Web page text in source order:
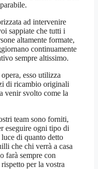
ad intervenire
sappiate che tutti i
altamente formate,
continuamente
sempre altissimo.
esso utilizza
di ricambio originali
venir svolto come la
team sono forniti,
eseguire ogni tipo di
di quanto detto
che chi verrà a casa
farà sempre con
per la vostra